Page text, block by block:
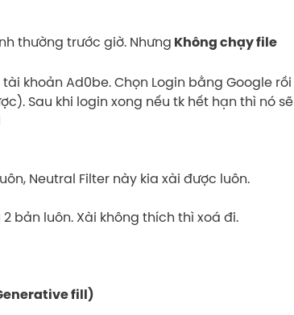
thường trước giờ. Nhưng Không chạy file
khoản Ad0be. Chọn Login bằng Google rồi
Sau khi login xong nếu tk hết hạn thì nó sẽ
Neutral Filter này kia xài được luôn.
bản luôn. Xài không thích thì xoá đi.
fill)